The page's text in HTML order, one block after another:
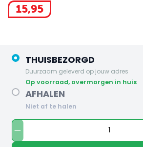
15,95
THUISBEZORGD
Duurzaam geleverd op jouw adres
op voorraad, overmorgen in huis
AFHALEN
Niet af te halen